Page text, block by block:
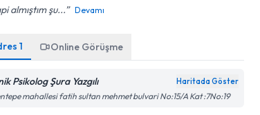
almıştım şu...
Devamı
1 Online Görüşme
Psikolog Şura Yazgılı Haritada Göster
mahallesi fatih sultan mehmet bulvari No:15/A Kat :7No:19